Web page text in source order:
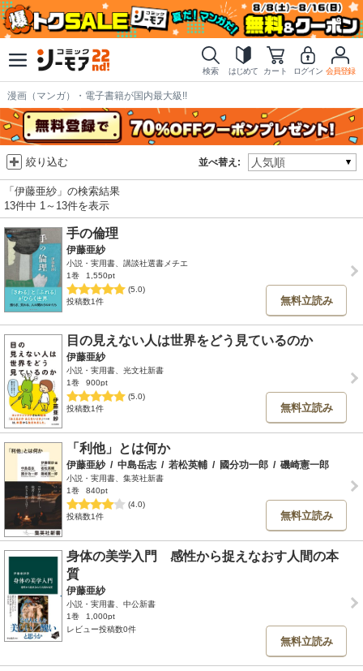
検索 はじめて カート ログイン 会員登録
漫画（マンガ）・電子書籍が国内最大級!!
並べ替え:
絞り込む
「伊藤亜紗」の検索結果
13件中 1～13件を表示
手の倫理
伊藤亜紗
小説・実用書、講談社選書メチエ
1巻
1,550pt
(5.0)
投稿数1件
無料立読み
目の見えない人は世界をどう見ているのか
伊藤亜紗
小説・実用書、光文社新書
1巻
900pt
(5.0)
投稿数1件
無料立読み
「利他」とは何か
伊藤亜紗 / 中島岳志 / 若松英輔 / 國分功一郎 / 磯崎憲一郎
小説・実用書、集英社新書
1巻
840pt
(4.0)
投稿数1件
無料立読み
身体の美学入門 感性から捉えなおす人間の本
質
伊藤亜紗
小説・実用書、中公新書
1巻
1,000pt
レビュー投稿数0件
無料立読み